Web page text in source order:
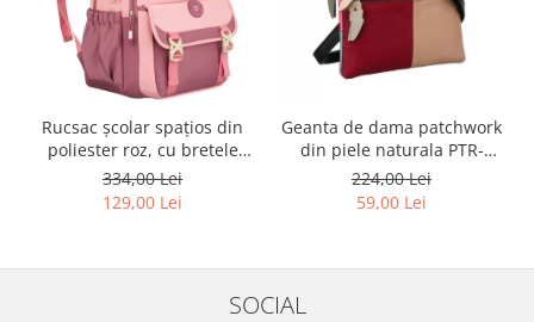
Rucsac școlar spațios din
poliester roz, cu bretele
reglabile - Peterson PTR-
PTN 8610-1327 PINK
334,00 Lei
129,00 Lei
Geanta de dama patchwork
din piele naturala PTR-
1718-SKL-6922 MULTI
224,00 Lei
59,00 Lei
SOCIAL